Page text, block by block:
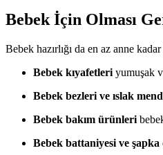
Bebek İçin Olması
Bebek hazırlığı da en az anne
Bebek kıyafetleri yumuşak
Bebek bezleri ve ıslak
Bebek bakım ürünleri
Bebek battaniyesi ve şapka